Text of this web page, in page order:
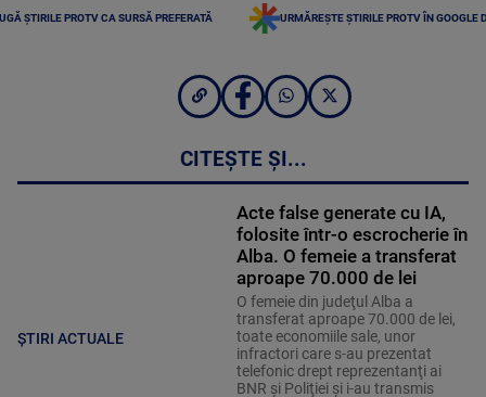
ȘTIRILE PROTV CA SURSĂ PREFERATĂ URMĂREȘTE ȘTIRILE PROTV ÎN GOOGLE
CITEȘTE ȘI...
ȘTIRI ACTUALE
Acte false generate cu IA,
folosite într-o escrocherie în
Alba. O femeie a transferat
aproape 70.000 de lei
O femeie din judeţul Alba a
transferat aproape 70.000 de lei,
toate economiile sale, unor
infractori care s-au prezentat
telefonic drept reprezentanţi ai
BNR şi Poliţiei şi i-au transmis